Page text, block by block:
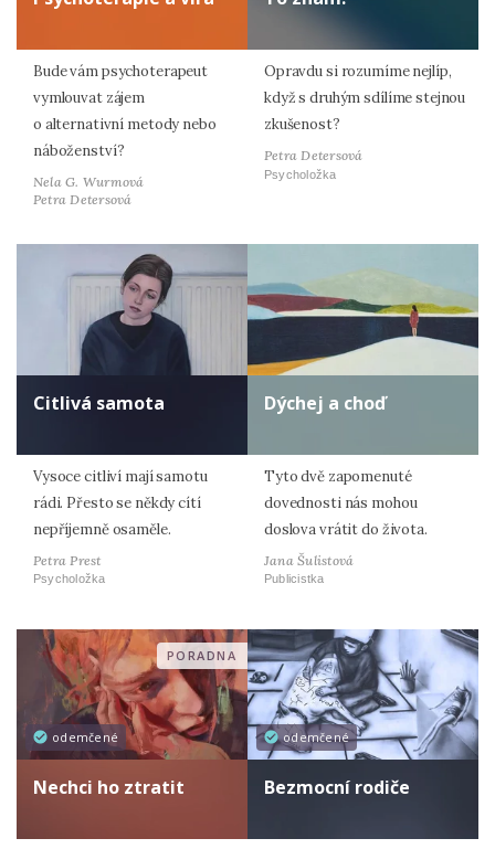
Bude vám psychoterapeut
vymlouvat zájem
o alternativní metody nebo
náboženství?
Nela G. Wurmová
Petra Detersová
Opravdu si rozumíme nejlíp,
když s druhým sdílíme stejnou
zkušenost?
Petra Detersová
Psycholožka
Citlivá samota
Vysoce citliví mají samotu
rádi. Přesto se někdy cítí
nepříjemně osaměle.
Petra Prest
Psycholožka
Dýchej a choď
Tyto dvě zapomenuté
dovednosti nás mohou
doslova vrátit do života.
Jana Šulistová
Publicistka
odemčené
PORADNA
Nechci ho ztratit
odemčené
Bezmocní rodiče